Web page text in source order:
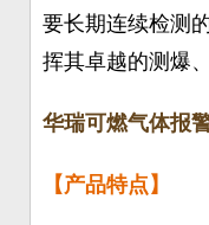
要长期连续检测
挥其卓越的测爆
华瑞可燃气体报
【产品特点】